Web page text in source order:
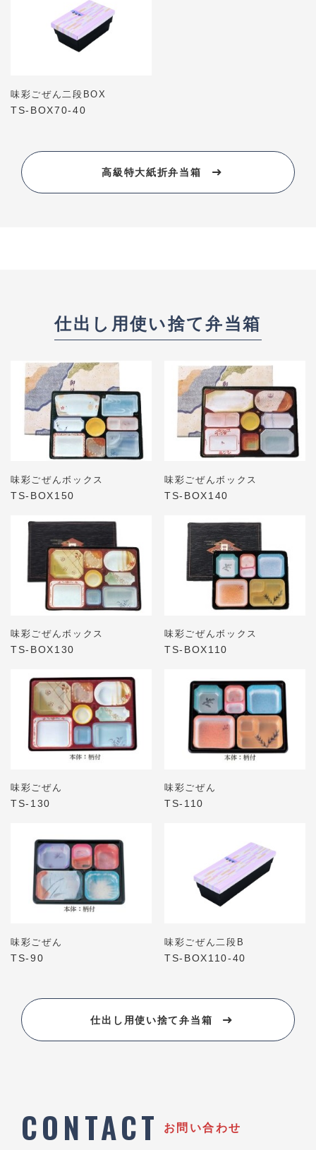
味彩ごぜん二段BOX
TS-BOX70-40
高級特大紙折弁当箱
仕出し用使い捨て弁当箱
味彩ごぜんボックス
TS-BOX150
味彩ごぜんボックス
TS-BOX140
味彩ごぜんボックス
TS-BOX130
味彩ごぜんボックス
TS-BOX110
味彩ごぜん
TS-130
味彩ごぜん
TS-110
味彩ごぜん
TS-90
味彩ごぜん二段B
TS-BOX110-40
仕出し用使い捨て弁当箱
CONTACT お問い合わせ